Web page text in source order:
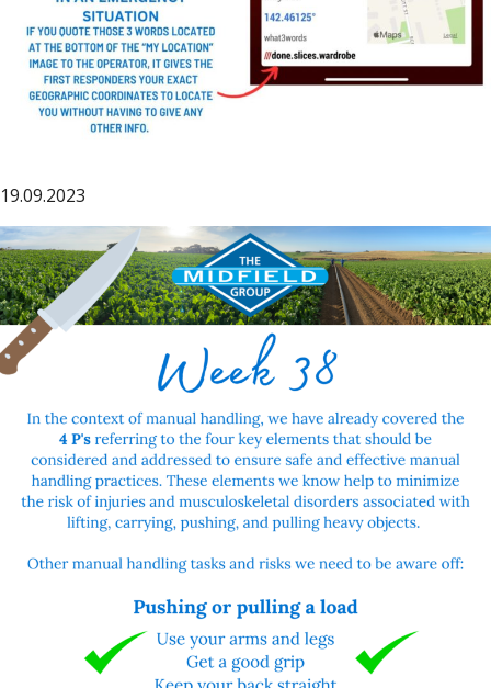
19.09.2023